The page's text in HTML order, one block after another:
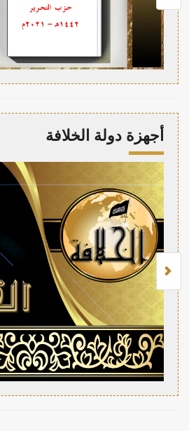
أجهزة دولة الخلافة